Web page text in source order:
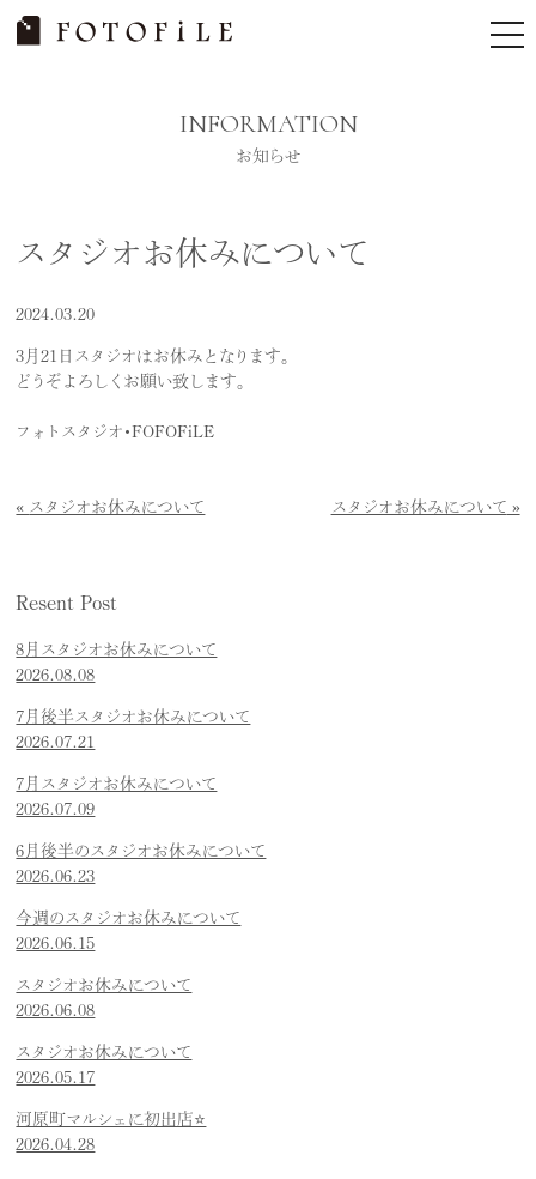
Skip
INFORMATION
お知らせ
スタジオお休みについて
2024.03.20
3月21日スタジオはお休みとなります。
どうぞよろしくお願い致します。
フォトスタジオ・FOFOFiLE
スタジオお休みについて スタジオお休みについて
Resent Post
8月スタジオお休みについて
2026.08.08
7月後半スタジオお休みについて
2026.07.21
7月スタジオお休みについて
2026.07.09
6月後半のスタジオお休みについて
2026.06.23
今週のスタジオお休みについて
2026.06.15
スタジオお休みについて
2026.06.08
スタジオお休みについて
2026.05.17
河原町マルシェに初出店⭐️
2026.04.28